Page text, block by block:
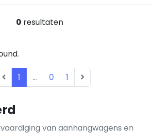
van aanhangwagens en
0 resultaten
1 ... 0 1